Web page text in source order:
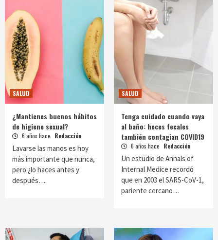
SALUD
¿Mantienes buenos hábitos
de higiene sexual?
6 años hace Redacción
Lavarse las manos es hoy
más importante que nunca,
pero ¿lo haces antes y
después…
SALUD
Tenga cuidado cuando vaya
al baño: heces fecales
también contagian COVID19
6 años hace Redacción
Un estudio de Annals of
Internal Medice recordó
que en 2003 el SARS-CoV-1,
pariente cercano…